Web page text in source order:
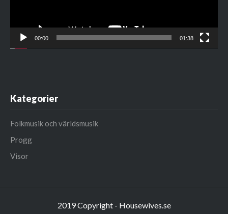
00:00 01:38
Kategorier
Folkmusik och världsmusik
Progg
Visor